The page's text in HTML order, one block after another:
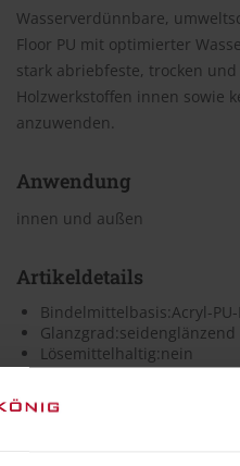
Wasserverdünnbare,
Floor PU mit optimierter
stark abriebfeste, trocken
Holzwerkstoffen innen sowie
anzuwenden.
Anwendung
innen und außen
Artikeldetails
Bindelmittelbasis:Acryl-
Glanzgrad:seidenglänzend
Lösemittelhaltig:nein
Wasserverdünnbar:ja